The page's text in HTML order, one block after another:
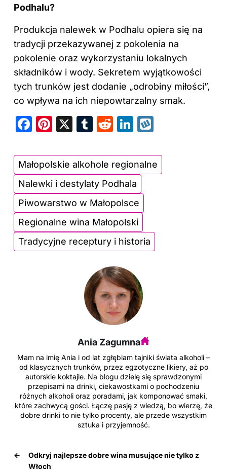
Podhalu?
Produkcja nalewek w Podhalu opiera się na
tradycji przekazywanej z pokolenia na
pokolenie oraz wykorzystaniu lokalnych
składników i wody. Sekretem wyjątkowości
tych trunków jest dodanie „odrobiny miłości”,
co wpływa na ich niepowtarzalny smak.
F
c
e
b
o
o
k
Pi
er
e
st
X
T
m
bl
r
R
d
di
t
Li
k
e
dI
n
k
o
Małopolskie alkohole regionalne
Nalewki i destylaty Podhala
Piwowarstwo w Małopolsce
Regionalne wina Małopolski
Tradycyjne receptury i historia
Ania Zagumna
Mam na imię Ania i od lat zgłębiam tajniki świata alkoholi –
od klasycznych trunków, przez egzotyczne likiery, aż po
autorskie koktajle. Na blogu dzielę się sprawdzonymi
przepisami na drinki, ciekawostkami o pochodzeniu
różnych alkoholi oraz poradami, jak komponować smaki,
które zachwycą gości. Łączę pasję z wiedzą, bo wierzę, że
dobre drinki to nie tylko procenty, ale przede wszystkim
sztuka i przyjemność.
←
Odkryj najlepsze dobre wina musujące nie tylko z
Włoch